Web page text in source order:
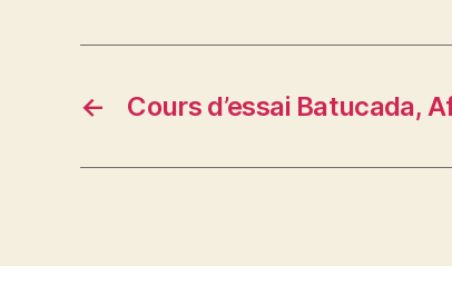
← Cours d’essai Batucada,